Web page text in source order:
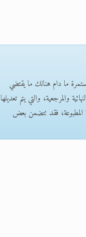
ما دام هنالك ما يقتضي
والمرجعية، والتي يتم تعديلها
المطبوعة، فقد تتضمن بعض